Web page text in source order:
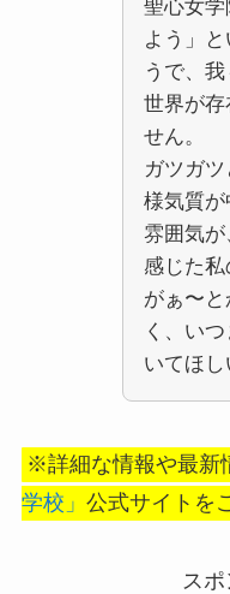
聖心女
よう」
うで、
世界が存
せん。
ガツガ
様気質が
雰囲気が
感じた
がぁ〜
く、い
いてほし
※詳細な情報や最新
学校」 公式サイトを
ス